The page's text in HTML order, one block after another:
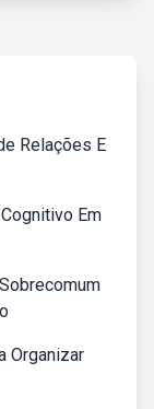
Relações E
Em
Organizar